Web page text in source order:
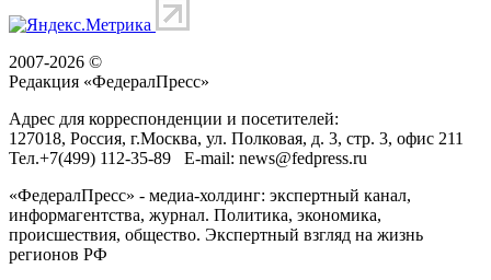
2007-2026 ©
Редакция «ФедералПресс»
Адрес для корреспонденции и посетителей:
127018, Россия, г.Москва, ул. Полковая, д. 3, стр. 3, офис 211
Тел.+7(499) 112-35-89 E-mail: news@fedpress.ru
«ФедералПресс» - медиа-холдинг: экспертный канал,
информагентства, журнал. Политика, экономика,
происшествия, общество. Экспертный взгляд на жизнь
регионов РФ